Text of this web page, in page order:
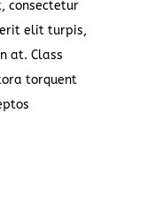
consectetur
elit turpis,
at. Class
torquent